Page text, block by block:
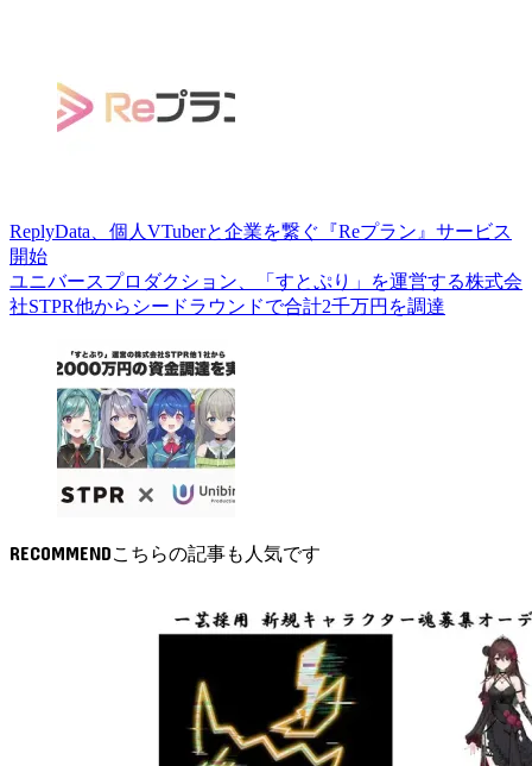
ReplyData、個人VTuberと企業を繋ぐ『Reプラン』サービス
開始
ユニバースプロダクション、「すとぷり」を運営する株式会
社STPR他からシードラウンドで合計2千万円を調達
RECOMMEND